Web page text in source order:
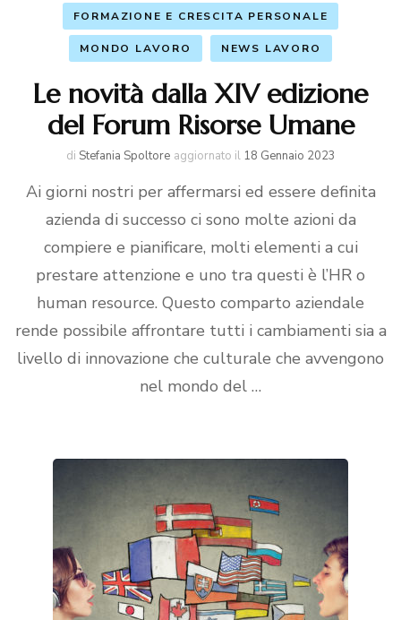
FORMAZIONE E CRESCITA PERSONALE
MONDO LAVORO NEWS LAVORO
Le novità dalla XIV edizione
del Forum Risorse Umane
di Stefania Spoltore aggiornato il 18 Gennaio 2023
Ai giorni nostri per affermarsi ed essere definita
azienda di successo ci sono molte azioni da
compiere e pianificare, molti elementi a cui
prestare attenzione e uno tra questi è l’HR o
human resource. Questo comparto aziendale
rende possibile affrontare tutti i cambiamenti sia a
livello di innovazione che culturale che avvengono
nel mondo del …